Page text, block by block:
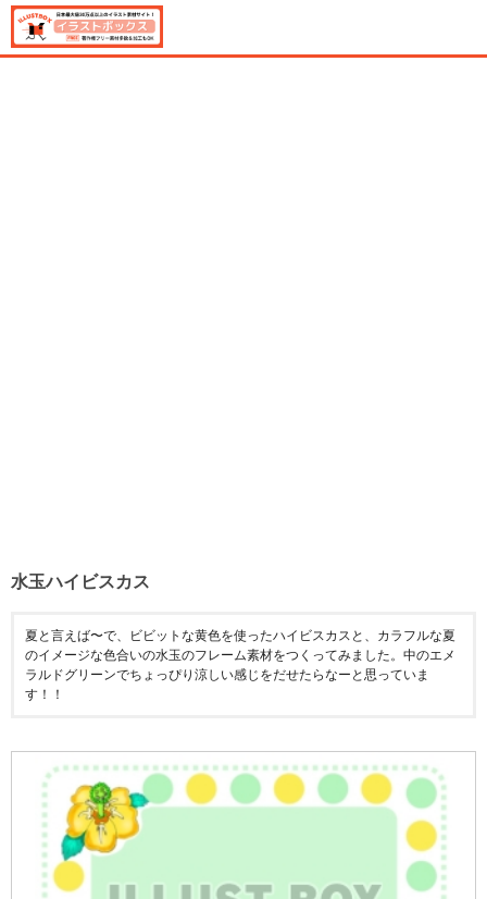
水玉ハイビスカス
夏と言えば〜で、ビビットな黄色を使ったハイビスカスと、カラフルな夏
のイメージな色合いの水玉のフレーム素材をつくってみました。中のエメ
ラルドグリーンでちょっぴり涼しい感じをだせたらなーと思っていま
す！！